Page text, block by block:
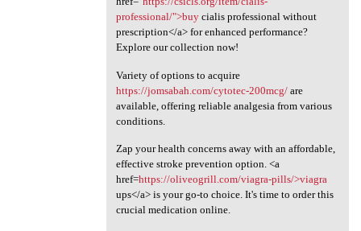
professional/">buycialis professional without
prescription</a> for enhanced performance?
Explore our collection now!
Variety of options to acquire
https://jomsabah.com/cytotec-200mcg/are
available, offering reliable analgesia from various
conditions.
Zap your health concerns away with an affordable,
effective stroke prevention option. <a
href=https://oliveogrill.com/viagra-pills/>viagra
ups</a> is your go-to choice. It's time to order this
crucial medication online.